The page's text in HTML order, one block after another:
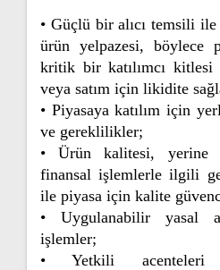
• Güçlü bir alıcı temsili
ürün yelpazesi, böylece
kritik bir katılımcı kitlesi
veya satım için likidite
• Piyasaya katılım için
ve gereklilikler;
• Ürün kalitesi, yerine
finansal işlemlerle ilgili
ile piyasa için kalite
• Uygulanabilir yasal
işlemler;
• Yetkili acenteleri